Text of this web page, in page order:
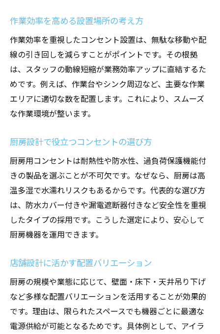
作業効率を高める設置場所の考え方
作業効率を重視したコンセント設置は、無駄な移動や配
線の引き回しを減らすことがポイントです。その根拠
は、スタッフの動線短縮が業務効率アップに直結するた
めです。例えば、作業台やシンク周辺など、主要な作業
エリアに適切な数を配置します。これにより、スムーズ
な作業環境が整います。
厨房設計で役立つコンセントの選び方
厨房用コンセントは耐熱性や防水性、過負荷保護機能付
きの製品を選ぶことが不可欠です。なぜなら、厨房は高
温多湿で水濡れリスクもあるからです。代表的な選び方
は、防水カバー付きや漏電遮断器付きなど安全性を重視
したタイプの採用です。こうした選定により、安心して
厨房機器を運用できます。
店舗設計に活かす配置バリエーション
厨房の規模や業態に応じて、壁面・床下・天井吊り下げ
など多様な配置バリエーションを活用することが効果的
です。理由は、限られたスペースでも機器ごとに最適な
電源供給が可能となるためです。具体例として、アイラ